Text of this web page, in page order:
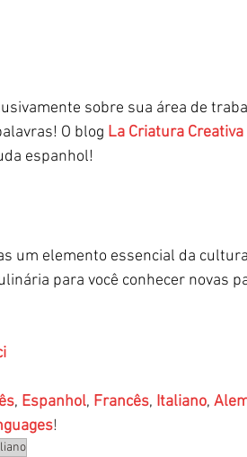
sobre sua área de
O blog La Criatura Creativa
espanhol!
um elemento essencial da
para você conhecer novas
, Espanhol, Francês, Italiano,
!